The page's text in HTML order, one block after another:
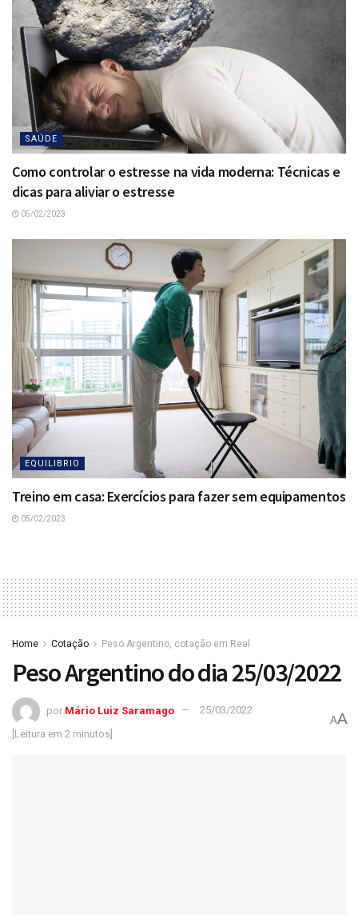
SAÚDE
Como controlar o estresse na vida moderna: Técnicas e
dicas para aliviar o estresse
05/02/2023
EQUILIBRIO
Treino em casa: Exercícios para fazer sem equipamentos
05/02/2023
Home Cotação Peso Argentino, cotação em Real
Peso Argentino do dia 25/03/2022
por Mário Luiz Saramago
25/03/2022
[Leitura em 2 minutos]
AA